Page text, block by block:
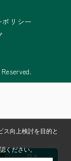
リシー
ス向上検討を目的と
ください。